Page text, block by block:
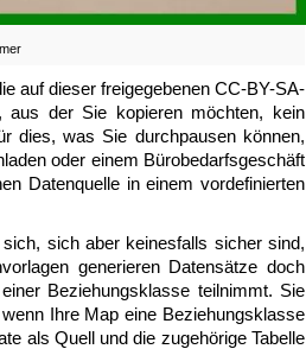
auf dieser freigegebenen CC-BY-SA-
aus der Sie kopieren möchten, kein
dies, was Sie durchpausen können,
oder einem Bürobedarfsgeschäft
Datenquelle in einem vordefinierten
sich aber keinesfalls sicher sind,
generieren Datensätze doch
Beziehungsklasse teilnimmt. Sie
Ihre Map eine Beziehungsklasse
als Quell und die zugehörige Tabelle